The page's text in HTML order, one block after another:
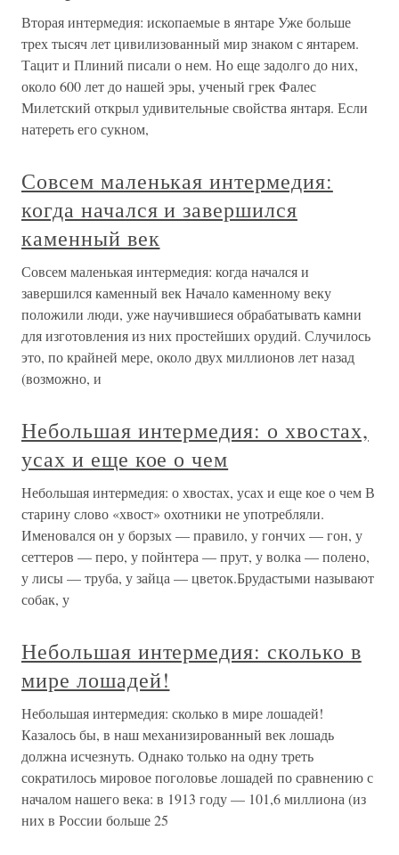
Вторая интермедия: ископаемые в янтаре Уже больше
трех тысяч лет цивилизованный мир знаком с янтарем.
Тацит и Плиний писали о нем. Но еще задолго до них,
около 600 лет до нашей эры, ученый грек Фалес
Милетский открыл удивительные свойства янтаря. Если
натереть его сукном,
Совсем маленькая интермедия:
когда начался и завершился
каменный век
Совсем маленькая интермедия: когда начался и
завершился каменный век Начало каменному веку
положили люди, уже научившиеся обрабатывать камни
для изготовления из них простейших орудий. Случилось
это, по крайней мере, около двух миллионов лет назад
(возможно, и
Небольшая интермедия: о хвостах,
усах и еще кое о чем
Небольшая интермедия: о хвостах, усах и еще кое о чем В
старину слово «хвост» охотники не употребляли.
Именовался он у борзых — правило, у гончих — гон, у
сеттеров — перо, у пойнтера — прут, у волка — полено,
у лисы — труба, у зайца — цветок.Брудастыми называют
собак, у
Небольшая интермедия: сколько в
мире лошадей!
Небольшая интермедия: сколько в мире лошадей!
Казалось бы, в наш механизированный век лошадь
должна исчезнуть. Однако только на одну треть
сократилось мировое поголовье лошадей по сравнению с
началом нашего века: в 1913 году — 101,6 миллиона (из
них в России больше 25